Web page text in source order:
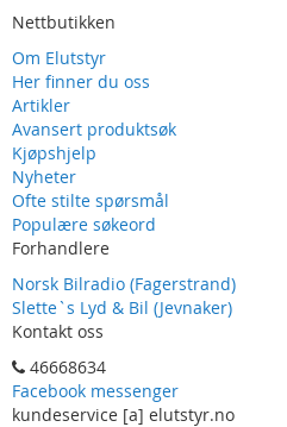
Nettbutikken
Om Elutstyr
Her finner du oss
Artikler
Avansert produktsøk
Kjøpshjelp
Nyheter
Ofte stilte spørsmål
Populære søkeord
Forhandlere
Norsk Bilradio (Fagerstrand)
Slette`s Lyd & Bil (Jevnaker)
Kontakt oss
46668634
Facebook messenger
kundeservice [a] elutstyr.no